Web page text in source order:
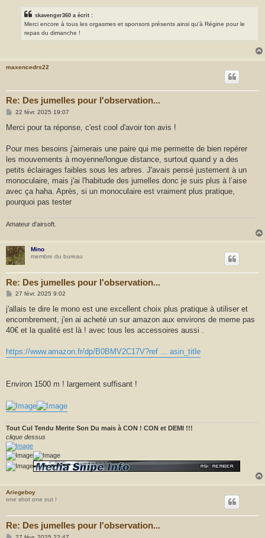
skavenger360 a écrit :
Merci encore à tous les orgasmes et sponsors présents ainsi qu'à Régine pour le
repas du dimanche !
maxencedrs22
Re: Des jumelles pour l'observation...
M
s
g
22 févr. 2025 19:07
Merci pour ta réponse, c'est cool d'avoir ton avis !
Pour mes besoins j'aimerais une paire qui me permette de bien repérer
les mouvements à moyenne/longue distance, surtout quand y a des
petits éclairages faibles sous les arbres. J'avais pensé justement à un
monoculaire, mais j'ai l'habitude des jumelles donc je suis plus à l’aise
avec ça haha. Après, si un monoculaire est vraiment plus pratique,
pourquoi pas tester
Amateur d'airsoft.
Mino
membre du bureau
Re: Des jumelles pour l'observation...
M
s
a
g
27 févr. 2025 9:02
j'allais te dire le mono est une excellent choix plus pratique à utiliser et
encombrement, j'en ai acheté un sur amazon aux environs de meme pas
40€ et la qualité est là ! avec tous les accessoires aussi .
https://www.amazon.fr/dp/B0BMV2C17V?ref ... asin_title
Environ 1500 m ! largement suffisant !
Tout Cul Tendu Merite Son Du mais à CON ! CON et DEMI !!!
clique dessus
Ariegeboy
one shot one out !
Re: Des jumelles pour l'observation...
M